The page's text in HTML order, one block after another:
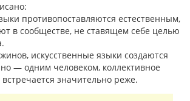
противопоставляются естественным,
в сообществе, не ставящем себе целью
искусственные языки создаются
— одним человеком, коллективное
значительно реже.